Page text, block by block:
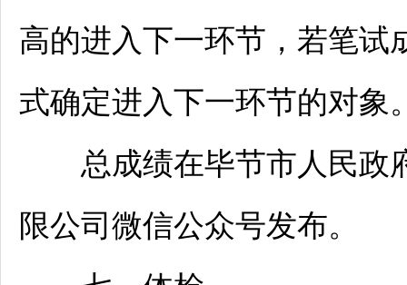
高的进入下一环节，若笔试
式确定进入下一环节的对象
总成绩在毕节市人民政
限公司微信公众号发布。